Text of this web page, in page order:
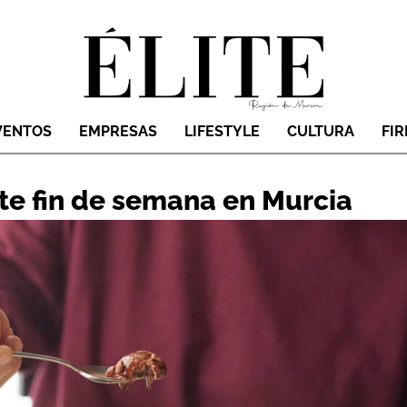
EMPRESAS LIFESTYLE CULTURA
fin de semana en Murcia